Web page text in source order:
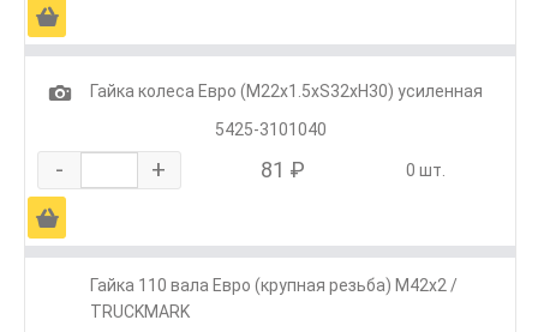
Ä
1
Гайка колеса Евро (М22х1.5хS32хH30) усиленная
5425-3101040
- + 81 ₽ 0 шт.
Ä
Гайка 110 вала Евро (крупная резьба) М42х2 /
TRUCKMARK